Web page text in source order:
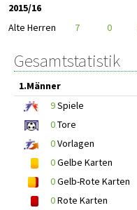
2015/16
Alte Herren
7 0
Gesamtstatistik
1.Männer
9Spiele
0Tore
0Vorlagen
0Gelbe Karten
0Gelb-Rote Karten
0Rote Karten